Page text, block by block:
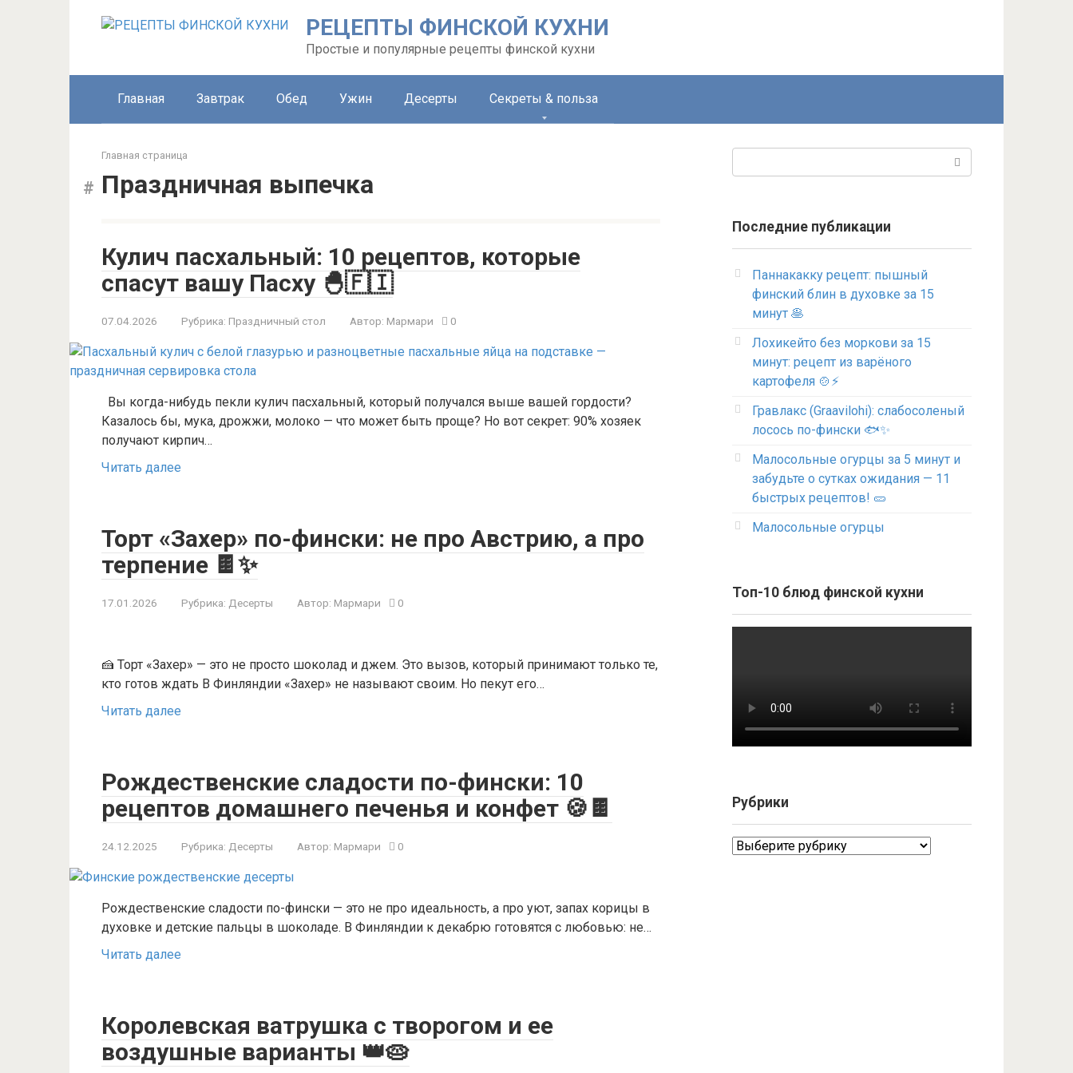
РЕЦЕПТЫ ФИНСКОЙ КУХНИ
Простые и популярные рецепты финской кухни
Главная Завтрак Обед Ужин Десерты Секреты & польза
Главная страница
Праздничная выпечка
Кулич пасхальный: 10 рецептов, которые
спасут вашу Пасху 🐣🇫🇮
07.04.2026 Рубрика: Праздничный стол Автор: Мармари 0
Вы когда-нибудь пекли кулич пасхальный, который получался выше вашей гордости?
Казалось бы, мука, дрожжи, молоко — что может быть проще? Но вот секрет: 90% хозяек
получают кирпич…
Читать далее
Торт «Захер» по-фински: не про Австрию, а про
терпение 🍫✨
17.01.2026 Рубрика: Десерты Автор: Мармари 0
🍰 Торт «Захер» — это не просто шоколад и джем. Это вызов, который принимают только те,
кто готов ждать В Финляндии «Захер» не называют своим. Но пекут его…
Читать далее
Рождественские сладости по-фински: 10
рецептов домашнего печенья и конфет 🍪🍫
24.12.2025 Рубрика: Десерты Автор: Мармари 0
Рождественские сладости по-фински — это не про идеальность, а про уют, запах корицы в
духовке и детские пальцы в шоколаде. В Финляндии к декабрю готовятся с любовью: не…
Читать далее
Королевская ватрушка с творогом и ее
воздушные варианты 👑🥧
Последние публикации
Паннакакку рецепт: пышный
финский блин в духовке за 15
минут 🥞
Лохикейто без моркови за 15
минут: рецепт из варёного
картофеля 🍲⚡
Гравлакс (Graavilohi): слабосоленый
лосось по-фински 🐟✨
Малосольные огурцы за 5 минут и
забудьте о сутках ожидания — 11
быстрых рецептов! 🥒
Малосольные огурцы
Топ-10 блюд финской кухни
Рубрики
Рубрики